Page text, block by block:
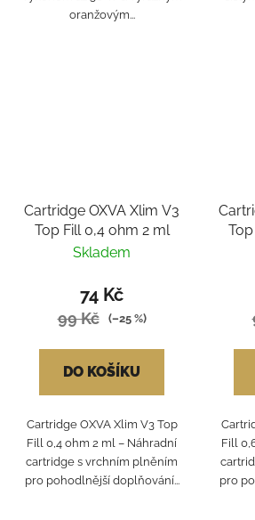
oranžovým...
Cartridge OXVA Xlim V3
Top Fill 0,4 ohm 2 ml
Skladem
74 Kč
99 Kč (–25 %)
DO KOŠÍKU
Cartridge OXVA Xlim V3 Top
Fill 0,4 ohm 2 ml – Náhradní
cartridge s vrchním plněním
pro pohodlnější doplňování...
Fill
pro